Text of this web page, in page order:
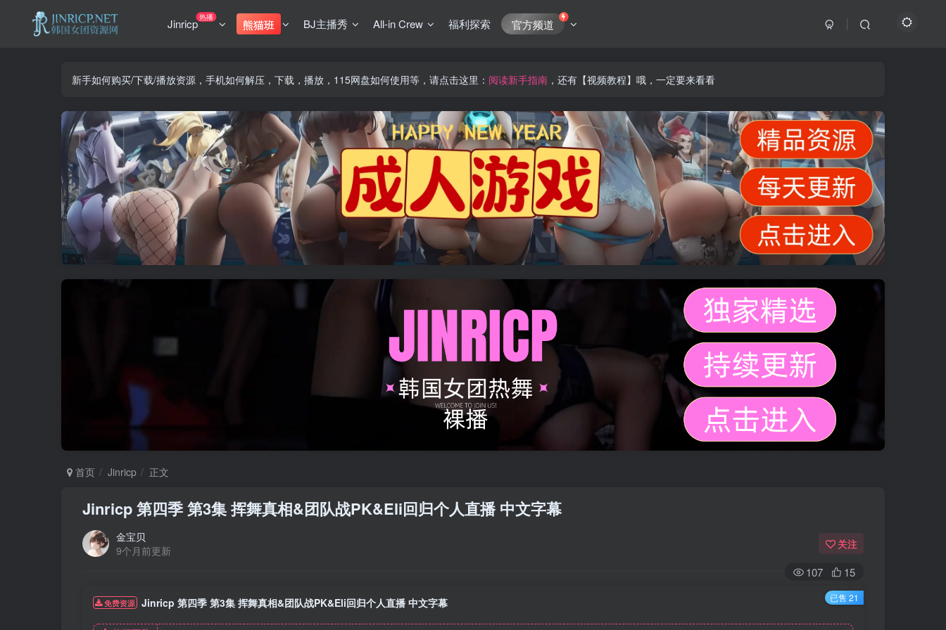
Jinricp热播
熊猫班 BJ主播秀 All-in Crew 福利探索 官方频道
新手如何购买/下载/播放资源，手机如何解压，下载，播放，115网盘如何使用等，请点击这里： 阅读新手指南 ，还有【视频教程】哦，一定要来看看
首页 Jinricp 正文
Jinricp 第四季 第3集 挥舞真相&团队战PK&Eli回归个人直播 中文字幕
金宝贝
9个月前更新
关注
107 15
已售 21
免费资源 Jinricp 第四季 第3集 挥舞真相&团队战PK&Eli回归个人直播 中文字幕